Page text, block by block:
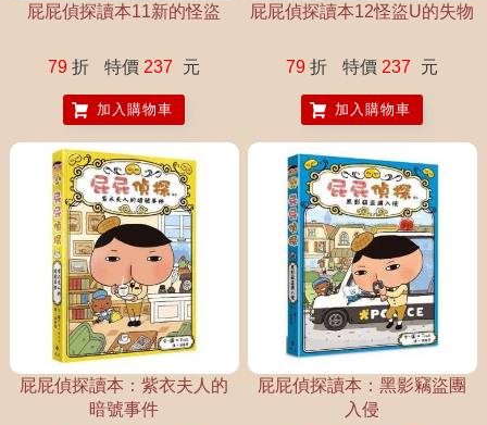
屁屁偵探讀本11新的怪盜
79 折 特價 237 元
加入購物車
屁屁偵探讀本12怪盜U的失物
79 折 特價 237 元
加入購物車
屁屁偵探讀本：紫衣夫人的
暗號事件
屁屁偵探讀本：黑影竊盜團
入侵